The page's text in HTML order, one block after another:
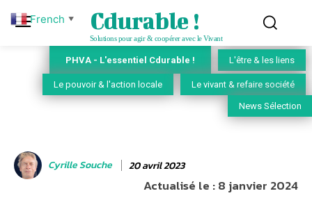
Cdurable !
Solutions pour agir & coopérer avec le Vivant
PHVA - L'essentiel Cdurable ! L'être & les liens
Le pouvoir & l'action locale Le vivant & refaire société
News Sélection
Cyrille Souche 20 avril 2023
Actualisé le :8 janvier 2024
French ▼